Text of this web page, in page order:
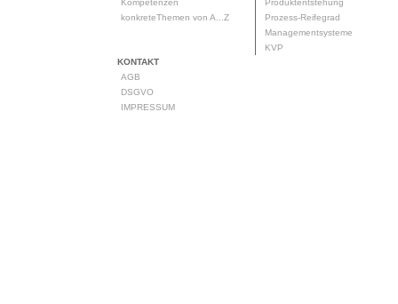
Kompetenzen
konkreteThemen von A...Z
Produktentstehung
Prozess-Reifegrad
Managementsysteme
KVP
KONTAKT
AGB
DSGVO
IMPRESSUM